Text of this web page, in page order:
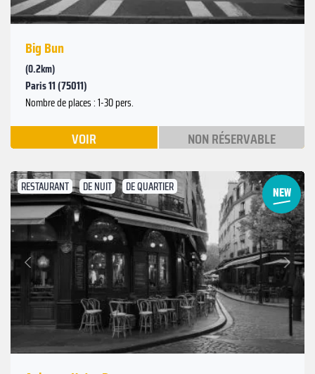
Big Bun
(0.2km)
Paris 11 (75011)
Nombre de places : 1-30 pers.
VOIR NON RÉSERVABLE
RESTAURANT DE NUIT DE QUARTIER
Précédent
Suivant